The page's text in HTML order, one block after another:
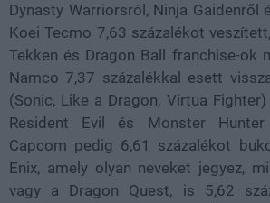
Dynasty Warriorsról, Ninja Gaidenről
Koei Tecmo 7,63 százalékot
Tekken és Dragon Ball franchise-ok
Namco 7,37 százalékkal esett
(Sonic, Like a Dragon, Virtua
Resident Evil és Monster
Capcom pedig 6,61 százalékot
Enix, amely olyan neveket jegyez,
vagy a Dragon Quest, is 5,62